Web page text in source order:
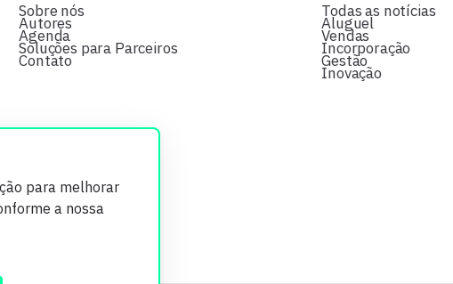
para melhorar
a nossa
Sobre nós
Autores
Agenda
Soluções para Parceiros
Contato
Todas as notícias
Aluguel
Vendas
Incorporação
Gestão
Inovação